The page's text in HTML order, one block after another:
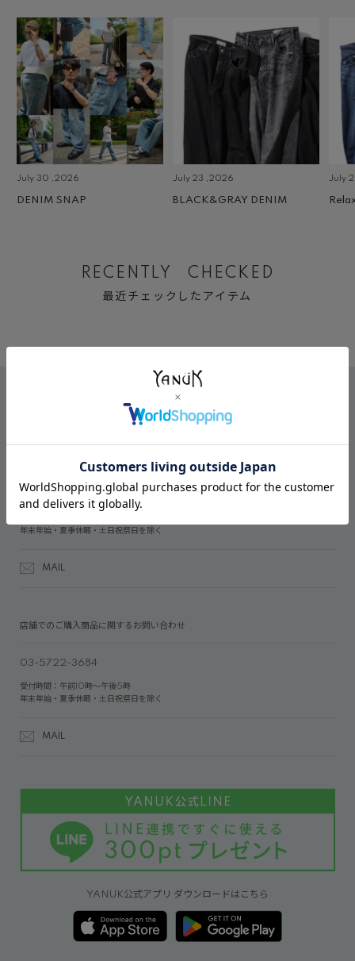
July 30 ,2026
DENIM SNAP
July 23 ,2026
BLACK&GRAY DENIM
July 2
Relax
RECENTLY CHECKED
最近チェックしたアイテム
03-6809-2611
年末年始・夏季休暇・土日祝祭日を除く
MAIL
店舗でのご購入商品に関するお問い合わせ
03-5722-3684
受付時間：午前10時～午後5時
年末年始・夏季休暇・土日祝祭日を除く
MAIL
YANUK公式アプリ ダウンロードはこちら